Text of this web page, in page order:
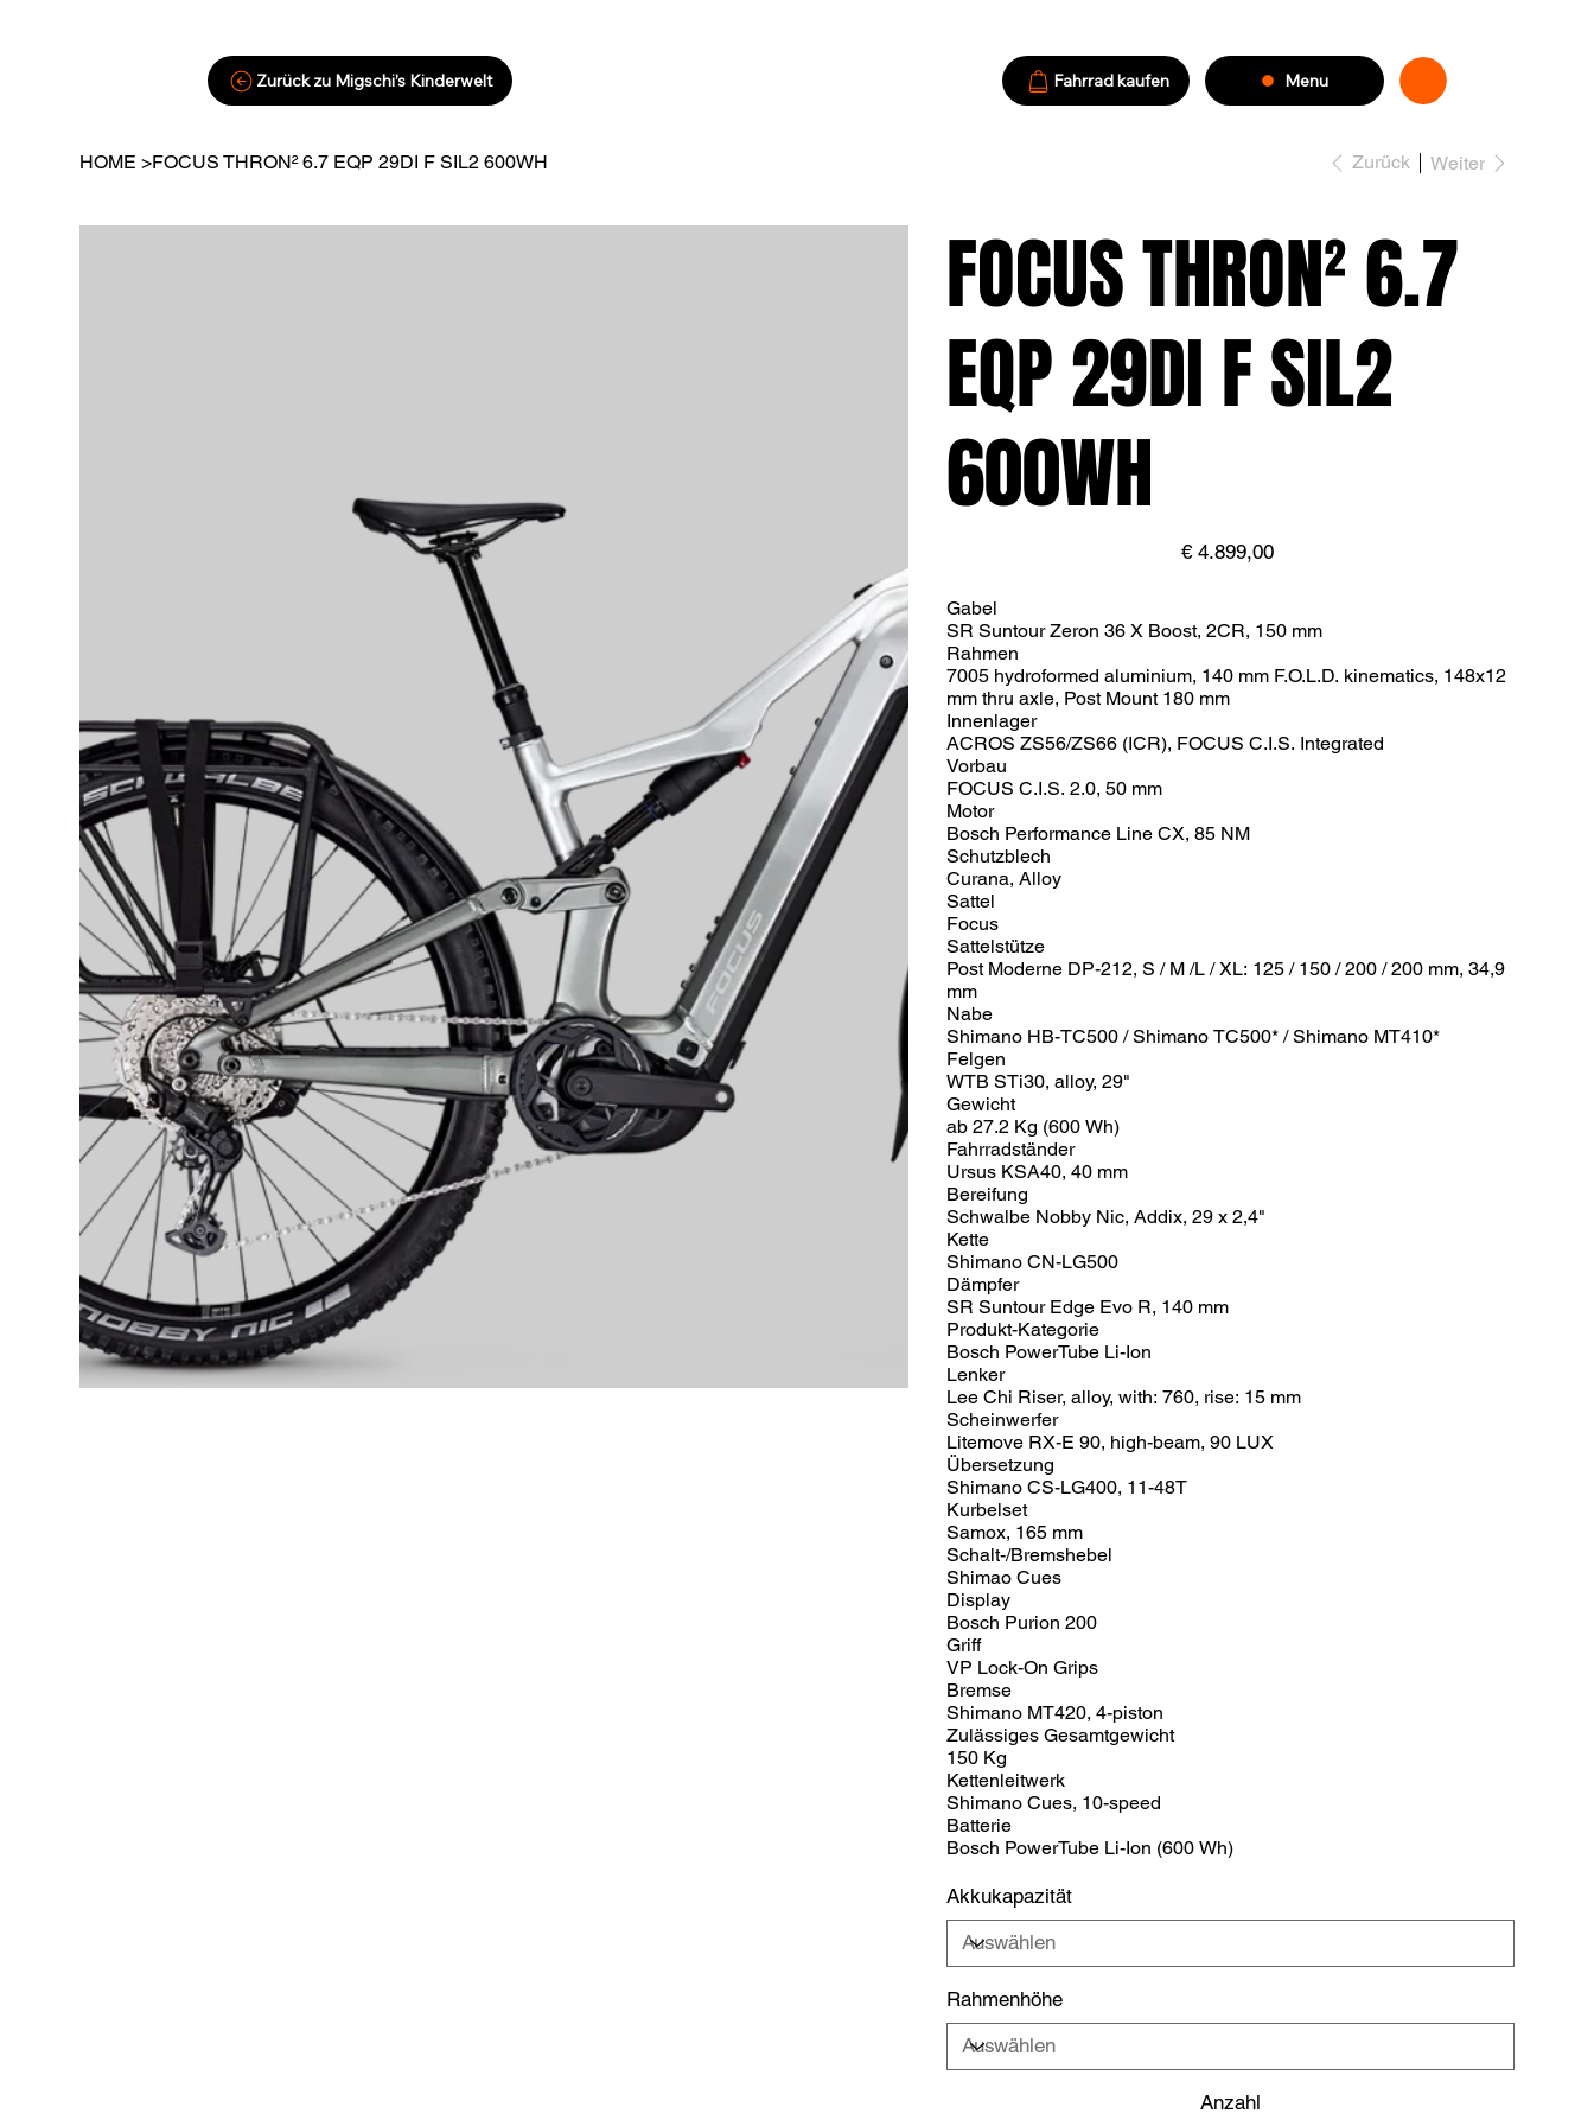
Zurück zu Migschi’s Kinderwelt Fahrrad kaufen Menu
HOME >FOCUS THRON² 6.7 EQP 29DI F SIL2 600WH Zurück Weiter
FOCUS THRON² 6.7
EQP 29DI F SIL2
600WH
Preis
€ 4.899,00
Gabel
SR Suntour Zeron 36 X Boost, 2CR, 150 mm
Rahmen
7005 hydroformed aluminium, 140 mm F.O.L.D. kinematics, 148x12
mm thru axle, Post Mount 180 mm
Innenlager
ACROS ZS56/ZS66 (ICR), FOCUS C.I.S. Integrated
Vorbau
FOCUS C.I.S. 2.0, 50 mm
Motor
Bosch Performance Line CX, 85 NM
Schutzblech
Curana, Alloy
Sattel
Focus
Sattelstütze
Post Moderne DP-212, S / M /L / XL: 125 / 150 / 200 / 200 mm, 34,9
mm
Nabe
Shimano HB-TC500 / Shimano TC500* / Shimano MT410*
Felgen
WTB STi30, alloy, 29"
Gewicht
ab 27.2 Kg (600 Wh)
Fahrradständer
Ursus KSA40, 40 mm
Bereifung
Schwalbe Nobby Nic, Addix, 29 x 2,4"
Kette
Shimano CN-LG500
Dämpfer
SR Suntour Edge Evo R, 140 mm
Produkt-Kategorie
Bosch PowerTube Li-Ion
Lenker
Lee Chi Riser, alloy, with: 760, rise: 15 mm
Scheinwerfer
Litemove RX-E 90, high-beam, 90 LUX
Übersetzung
Shimano CS-LG400, 11-48T
Kurbelset
Samox, 165 mm
Schalt-/Bremshebel
Shimao Cues
Display
Bosch Purion 200
Griff
VP Lock-On Grips
Bremse
Shimano MT420, 4-piston
Zulässiges Gesamtgewicht
150 Kg
Kettenleitwerk
Shimano Cues, 10-speed
Batterie
Bosch PowerTube Li-Ion (600 Wh)
Akkukapazität
Rahmenhöhe
Anzahl